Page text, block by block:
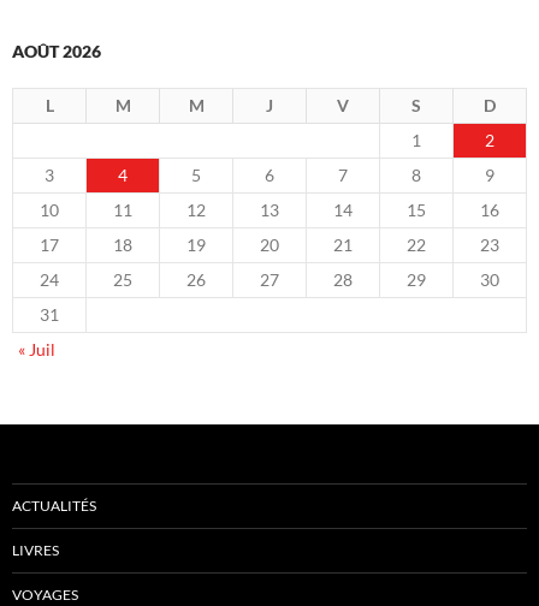
AOÛT 2026
L M M J V S
D
1
2
3
4 5 6 7 8
9
10
11 12 13 14 15
16
17
18 19 20 21 22
23
24
25 26 27 28 29
30
31
« Juil
ACTUALITÉS
LIVRES
VOYAGES